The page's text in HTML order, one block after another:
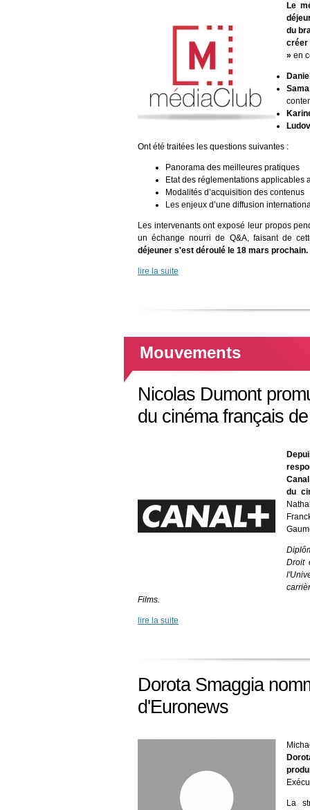
Le
du
créer
» en
Ont été traitées les questions suivantes :
Panorama des meilleures pratiques
Etat des réglementations
Modalités d’acquisition des contenus
Les enjeux d’une diffusion
Les intervenants ont exposé leur propos
un échange nourri de Q&A, faisant de
déjeuner s'est déroulé le 18 mars prochain.
lire la suite
Mouvements
Nicolas Dumont
du cinéma français
du
Droit
Films.
lire la suite
Dorota Smaggia
d'Euronews
La